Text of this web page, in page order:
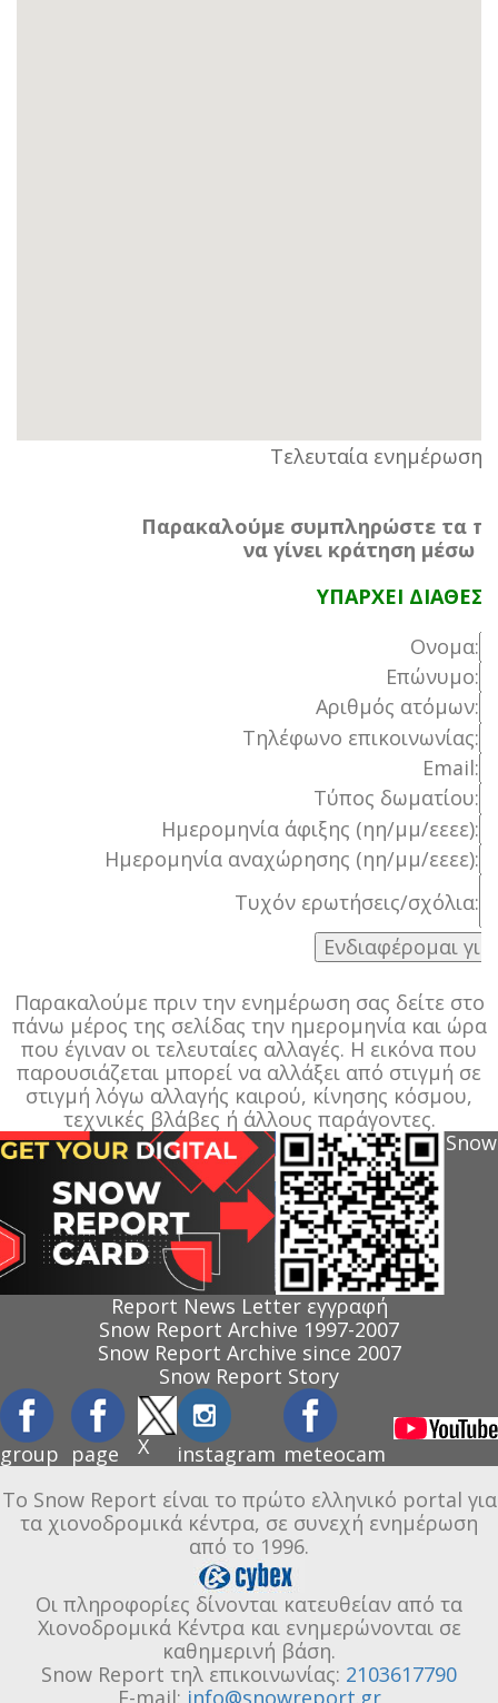
Τελευταία ενημέρωση:
Παρακαλούμε συμπληρώστε τα
να γίνει κράτηση μέσω
ΥΠΑΡΧΕΙ
Ονομα:
Επώνυμο:
Αριθμός ατόμων:
Τηλέφωνο επικοινωνίας:
Email:
Τύπος δωματίου:
Ημερομηνία άφιξης (ηη/μμ/εεεε):
Ημερομηνία αναχώρησης (ηη/μμ/εεεε):
Τυχόν ερωτήσεις/σχόλια:
Παρακαλούμε πριν την ενημέρωση σας δείτε στο
πάνω μέρος της σελίδας την ημερομηνία και ώρα
που έγιναν οι τελευταίες αλλαγές. Η εικόνα που
παρουσιάζεται μπορεί να αλλάξει από στιγμή σε
στιγμή λόγω αλλαγής καιρού, κίνησης κόσμου,
τεχνικές βλάβες ή άλλους παράγοντες.
Snow
Report News Letter εγγραφή
Snow Report Archive 1997-2007
Snow Report Archive since 2007
Snow Report Story
group page X instagram meteocam
Το Snow Report είναι το πρώτο ελληνικό portal για
τα χιονοδρομικά κέντρα, σε συνεχή ενημέρωση
από το 1996.
Οι πληροφορίες δίνονται κατευθείαν από τα
Χιονοδρομικά Κέντρα και ενημερώνονται σε
καθημερινή βάση.
Snow Report τηλ επικοινωνίας: 2103617790
E-mail: info@snowreport.gr